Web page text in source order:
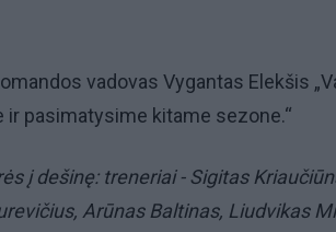
vadovas Vygantas Elekšis
ir pasimatysime kitame sezone.“
į dešinę: treneriai - Sigitas
Arūnas Baltinas, Liudvikas